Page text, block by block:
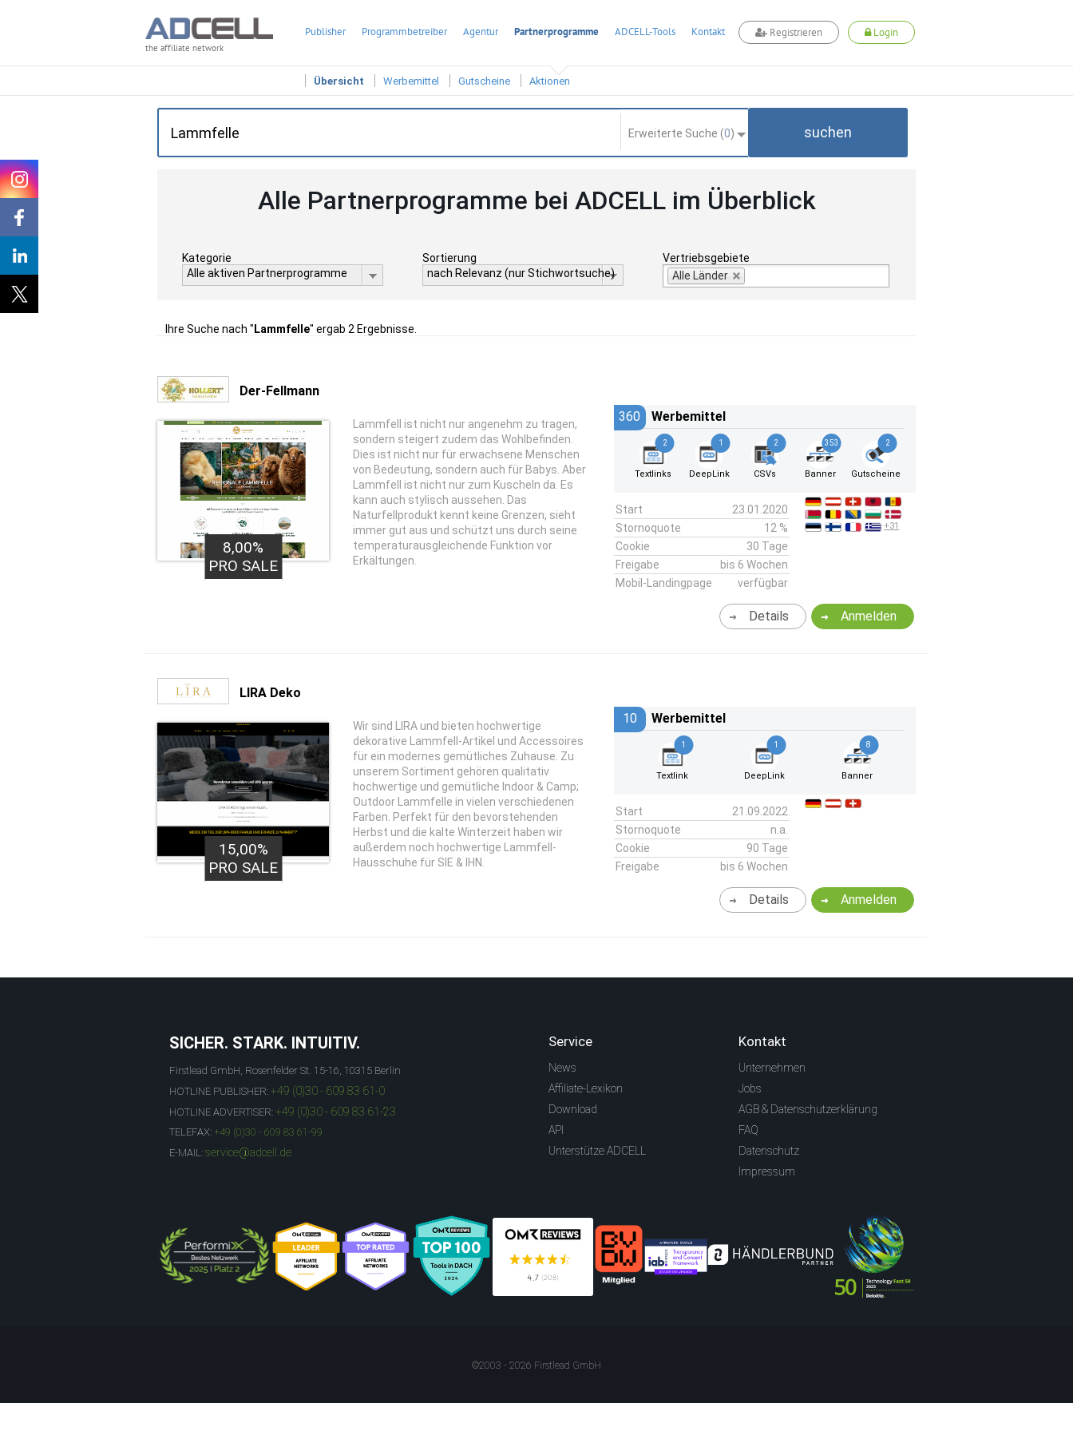
the affiliate network
Publisher Programmbetreiber Agentur Partnerprogramme ADCELL-Tools Kontakt Registrieren Login
Übersicht Werbemittel Gutscheine Aktionen
Erweiterte Suche (0) suchen
Alle Partnerprogramme bei ADCELL im Überblick
Kategorie
Alle aktiven Partnerprogramme
Sortierung
nach Relevanz (nur Stichwortsuche)
Vertriebsgebiete
Alle Länder
Ihre Suche nach " Lammfelle" ergab 2 Ergebnisse.
Der-Fellmann
8,00%
PRO SALE
Lammfell ist nicht nur angenehm zu tragen,
sondern steigert zudem das Wohlbefinden.
Dies ist nicht nur für erwachsene Menschen
von Bedeutung, sondern auch für Babys. Aber
Lammfell ist nicht nur zum Kuscheln da. Es
kann auch stylisch aussehen. Das
Naturfellprodukt kennt keine Grenzen, sieht
immer gut aus und schützt uns durch seine
temperaturausgleichende Funktion vor
Erkältungen.
360 Werbemittel
2
Textlinks
1
DeepLink
2
CSVs
353
Banner
2
Gutscheine
Start
23.01.2020
Stornoquote
12 %
Cookie
30 Tage
Freigabe
bis 6 Wochen
Mobil-Landingpage
verfügbar
+31
Anmelden
Details
LIRA Deko
15,00%
PRO SALE
Wir sind LIRA und bieten hochwertige
dekorative Lammfell-Artikel und Accessoires
für ein modernes gemütliches Zuhause. Zu
unserem Sortiment gehören qualitativ
hochwertige und gemütliche Indoor & Camp;
Outdoor Lammfelle in vielen verschiedenen
Farben. Perfekt für den bevorstehenden
Herbst und die kalte Winterzeit haben wir
außerdem noch hochwertige Lammfell-
Hausschuhe für SIE & IHN.
10 Werbemittel
1
Textlink
1
DeepLink
8
Banner
Start
21.09.2022
Stornoquote
n.a.
Cookie
90 Tage
Freigabe
bis 6 Wochen
Anmelden
Details
SICHER. STARK. INTUITIV.
Firstlead GmbH, Rosenfelder St. 15-16, 10315 Berlin
HOTLINE PUBLISHER: +49 (0)30 - 609 83 61-0
HOTLINE ADVERTISER: +49 (0)30 - 609 83 61-23
TELEFAX: +49 (0)30 - 609 83 61-99
E-MAIL: service@adcell.de
Service
News
Affiliate-Lexikon
Download
API
Unterstütze ADCELL
Kontakt
Unternehmen
Jobs
AGB & Datenschutzerklärung
FAQ
Datenschutz
Impressum
©2003 - 2026 Firstlead GmbH